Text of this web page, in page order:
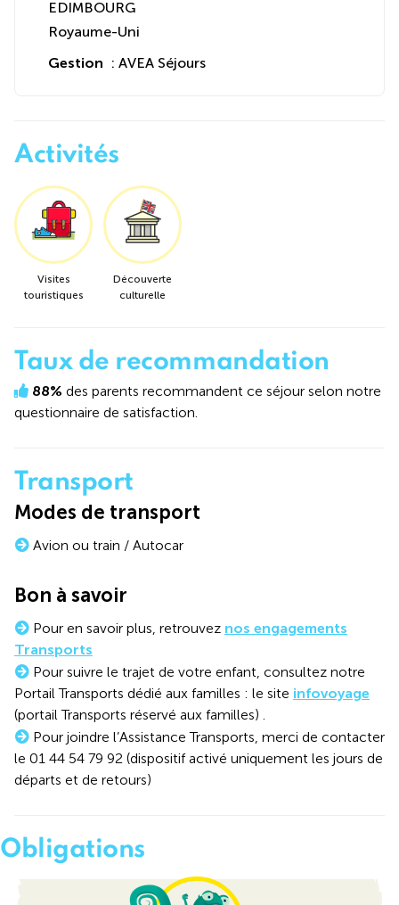
EDIMBOURG
Royaume-Uni
Gestion : AVEA Séjours
Activités
Visites
touristiques
Découverte
culturelle
Taux de recommandation
88% des parents recommandent ce séjour selon notre
questionnaire de satisfaction.
Transport
Modes de transport
Avion ou train / Autocar
Bon à savoir
Pour en savoir plus, retrouvez nos engagements
Transports
Pour suivre le trajet de votre enfant, consultez notre
Portail Transports dédié aux familles : le site infovoyage
(portail Transports réservé aux familles) .
Pour joindre l’Assistance Transports, merci de contacter
le 01 44 54 79 92 (dispositif activé uniquement les jours de
départs et de retours)
Obligations